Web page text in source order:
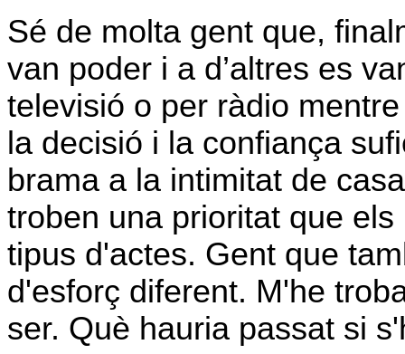
Sé de molta gent que,
van poder i a d’altres es
televisió o per ràdio
la decisió i la confiança
brama a la intimitat de
troben una prioritat que
tipus d'actes. Gent que
d'esforç diferent. M'he
ser. Què hauria passat si